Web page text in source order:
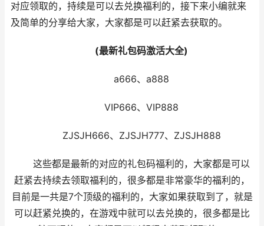
对应领取的，持续是可以去兑换福利的，接下来小编就来
及简单的分享给大家，大家都是可以赶紧去获取的。
(最新礼包码激活大全)
a666、a888
VIP666、VIP888
ZJSJH666、ZJSJH777、ZJSJH888
这些都是最新的对应的礼包码福利的，大家都是可以
赶紧去持续去领取福利的，很多都是非常豪华的福利的，
目前是一共是7个顶级的福利的，大家如果获取到了，就是
可以赶紧兑换的，在游戏中就可以去兑换的，很多都是比